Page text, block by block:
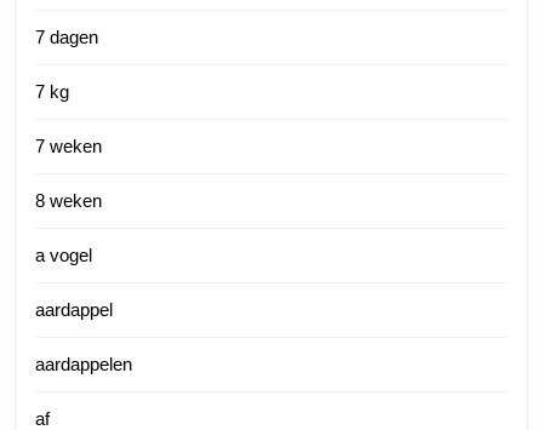
7 dagen
7 kg
7 weken
8 weken
a vogel
aardappel
aardappelen
af